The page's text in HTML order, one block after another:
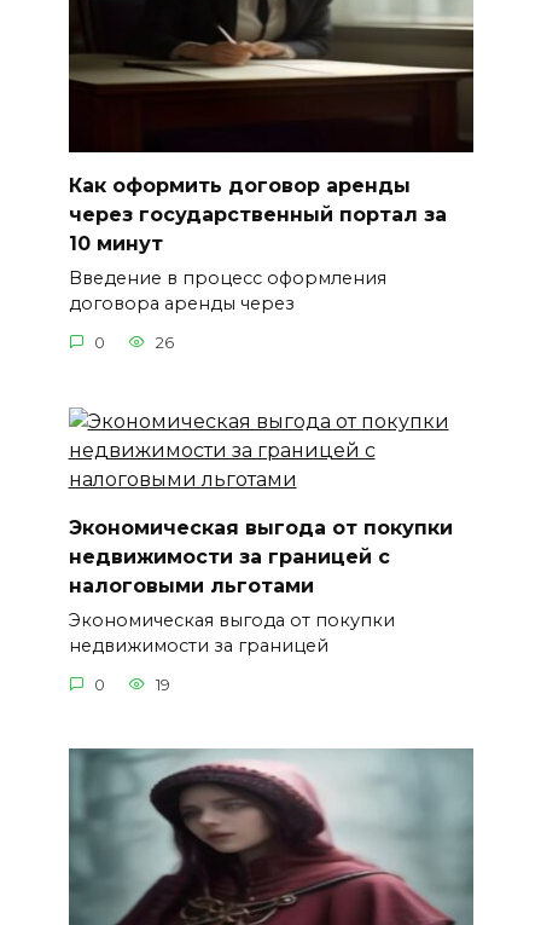
Как оформить договор аренды
через государственный портал за
10 минут
Введение в процесс оформления
договора аренды через
0 26
Экономическая выгода от покупки
недвижимости за границей с
налоговыми льготами
Экономическая выгода от покупки
недвижимости за границей
0 19